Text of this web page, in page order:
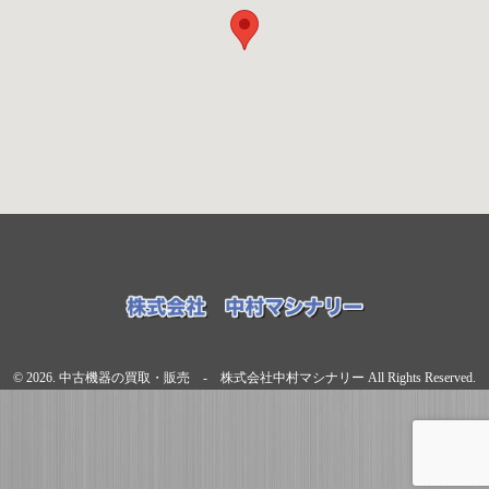
© 2026. 中古機器の買取・販売 - 株式会社中村マシナリー All Rights Reserved.